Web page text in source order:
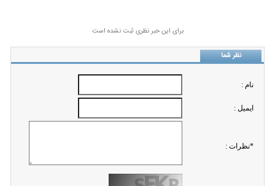
برای این خبر نظری ثبت نشده است
نظر شما
نام :
ايميل :
*نظرات :